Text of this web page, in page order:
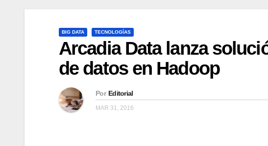
BIG DATA TECNOLOGÍAS
Arcadia Data lanza
de datos en Hadoop
Por Editorial
MAR 31, 2016